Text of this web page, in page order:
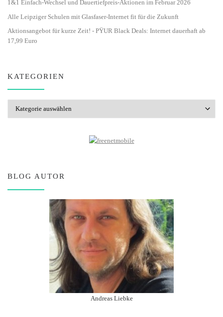
1&1 Einfach-Wechsel und Dauertiefpreis-Aktionen im Februar 2026
Alle Leipziger Schulen mit Glasfaser-Internet fit für die Zukunft
Aktionsangebot für kurze Zeit! - PŸUR Black Deals: Internet dauerhaft ab
17,99 Euro
KATEGORIEN
BLOG AUTOR
Andreas Liebke